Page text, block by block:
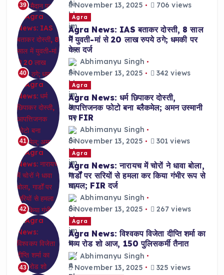
39
November 13, 2025
706 views
40
Agra
Agra News: IAS बताकर दोस्ती, 8 साल
में युवती-मां से 20 लाख रुपये ठगे; धमकी पर
केस दर्ज
Abhimanyu Singh
November 13, 2025
342 views
41
Agra
Agra News: धर्म छिपाकर दोस्ती,
आपत्तिजनक फोटो बना ब्लैकमेल; अमन उस्मानी
पर FIR
Abhimanyu Singh
November 13, 2025
301 views
42
Agra
Agra News: नारायच में चोरों ने धावा बोला,
गार्डों पर सरियों से हमला कर किया गंभीर रूप से
घायल; FIR दर्ज
Abhimanyu Singh
November 13, 2025
267 views
43
Agra
Agra News: विश्वकप विजेता दीप्ति शर्मा का
भव्य रोड शो आज, 150 पुलिसकर्मी तैनात
Abhimanyu Singh
November 13, 2025
325 views